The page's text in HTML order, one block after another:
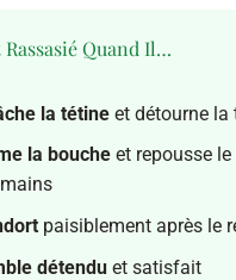
Rassasié Quand Il…
la tétine et détourne la
la bouche et repousse
paisiblement après le
détendu et satisfait